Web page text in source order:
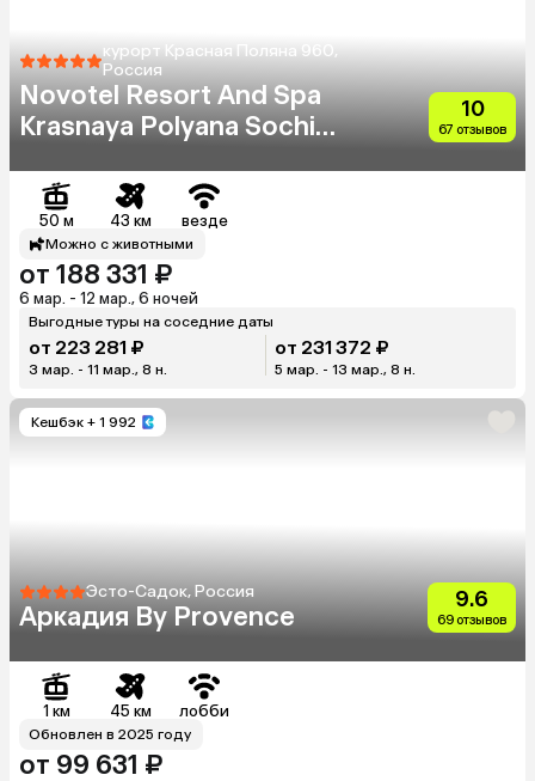
курорт Красная Поляна 960,
Россия
Novotel Resort And Spa
Krasnaya Polyana Sochi
10
67 отзывов
50 м 43 км везде
Можно с животными
от 188 331 ₽
6 мар. - 12 мар., 6 ночей
Выгодные туры на соседние даты
от 223 281 ₽
3 мар. - 11 мар., 8 н.
от 231 372 ₽
5 мар. - 13 мар., 8 н.
Кешбэк + 1 992
Эсто-Садок, Россия
Аркадия By Provence
9.6
69 отзывов
1 км 45 км лобби
Обновлен в 2025 году
от 99 631 ₽